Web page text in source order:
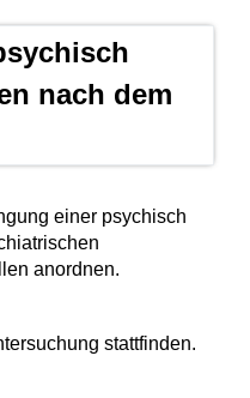
nach dem
einer psychisch
anordnen.
stattfinden.